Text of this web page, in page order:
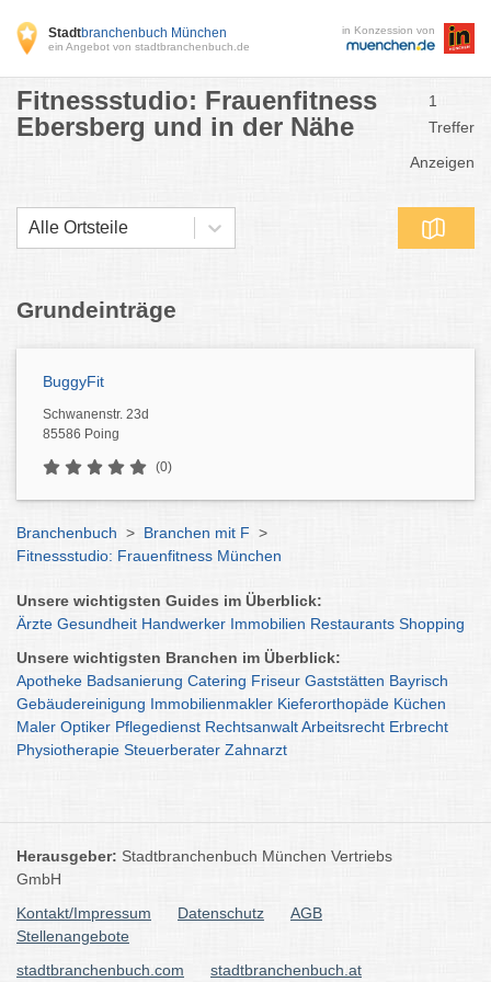
Stadtbranchenbuch München
ein Angebot von stadtbranchenbuch.de
in Konzession von
Fitnessstudio: Frauenfitness
Ebersberg und in der Nähe
1
Treffer
Anzeigen
Alle Ortsteile
Grundeinträge
BuggyFit
Schwanenstr. 23d
85586 Poing
(0)
Branchenbuch > Branchen mit F >
Fitnessstudio: Frauenfitness München
Unsere wichtigsten Guides im Überblick:
Ärzte Gesundheit Handwerker Immobilien Restaurants Shopping
Unsere wichtigsten Branchen im Überblick:
Apotheke Badsanierung Catering Friseur Gaststätten Bayrisch
Gebäudereinigung Immobilienmakler Kieferorthopäde Küchen
Maler Optiker Pflegedienst RechtsanwaltArbeitsrecht Erbrecht
Physiotherapie Steuerberater Zahnarzt
Herausgeber: Stadtbranchenbuch München Vertriebs
GmbH
Kontakt/Impressum
Datenschutz
AGB
Stellenangebote
stadtbranchenbuch.com
stadtbranchenbuch.at